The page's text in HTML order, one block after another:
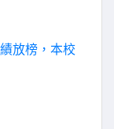
放榜，本校